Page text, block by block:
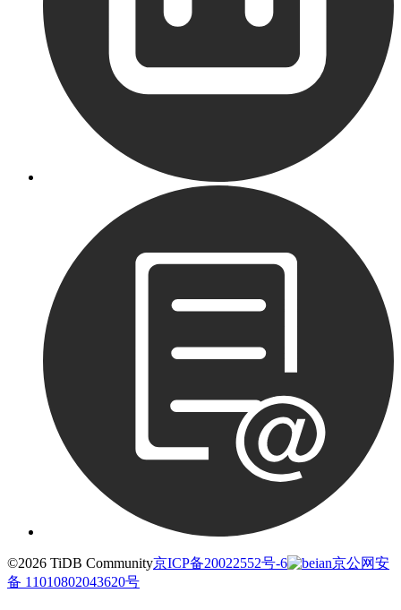
©2026 TiDB Community京ICP备20022552号-6
京公网安
备 11010802043620号